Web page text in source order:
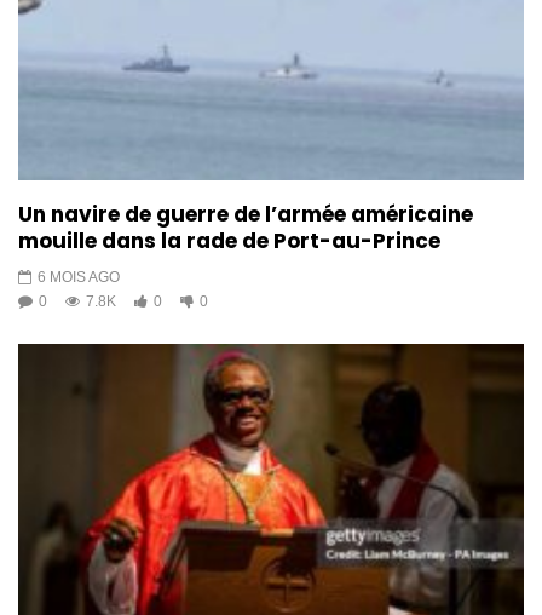
Un navire de guerre de l’armée américaine
mouille dans la rade de Port-au-Prince
6 MOIS AGO
0
7.8K 0 0